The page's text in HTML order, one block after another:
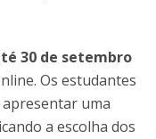
30 de setembro
Os estudantes
uma
a escolha dos